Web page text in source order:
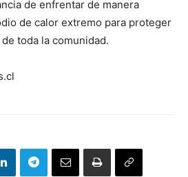
de enfrentar de manera
de calor extremo para proteger
toda la comunidad.